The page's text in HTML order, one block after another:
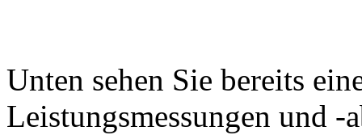
Unten sehen Sie bereits
Leistungsmessungen und -